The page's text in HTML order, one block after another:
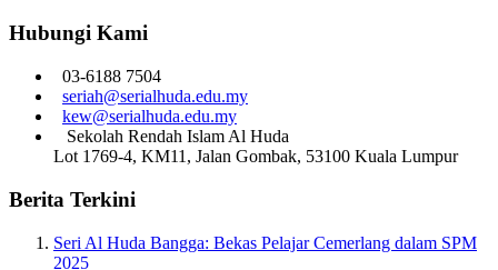
Hubungi Kami
03-6188 7504
seriah@serialhuda.edu.my
kew@serialhuda.edu.my
Sekolah Rendah Islam Al Huda
Lot 1769-4, KM11, Jalan Gombak, 53100 Kuala Lumpur
Berita Terkini
Seri Al Huda Bangga: Bekas Pelajar Cemerlang dalam SPM
2025